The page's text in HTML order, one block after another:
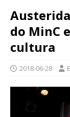
do MinC
cultura
2018-06-28